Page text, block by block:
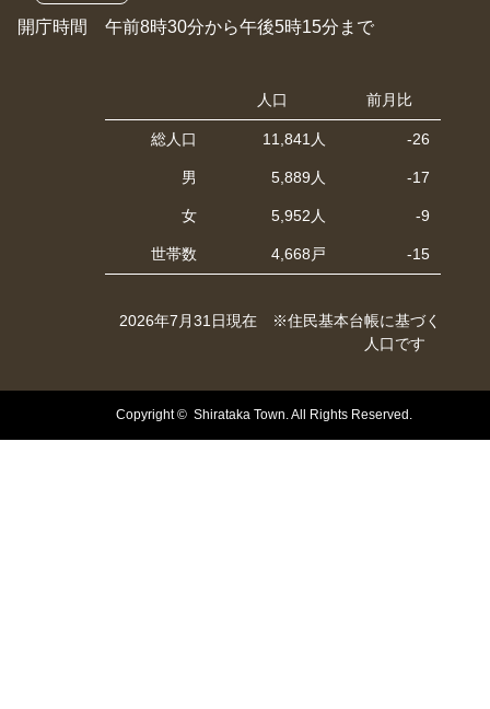
開庁時間 午前8時30分から午後5時15分まで
人口 前月比
総人口 11,841人 -26
男 5,889人 -17
女 5,952人 -9
世帯数 4,668戸 -15
2026年7月31日現在 ※住民基本台帳に基づく
人口です
Copyright © Shirataka Town. All Rights Reserved.